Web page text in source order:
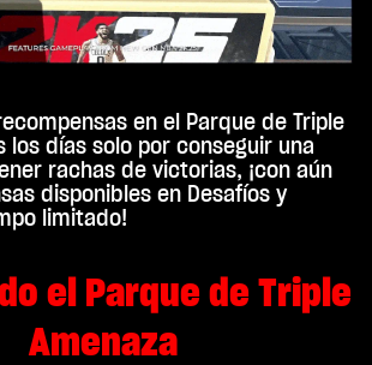
en el Parque de Triple
los días solo por conseguir una
rachas de victorias, ¡con aún
disponibles en Desafíos y
limitado!
el Parque de Triple
Amenaza